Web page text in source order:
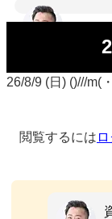
26/8/9 (日) ()///m(
閲覧するには